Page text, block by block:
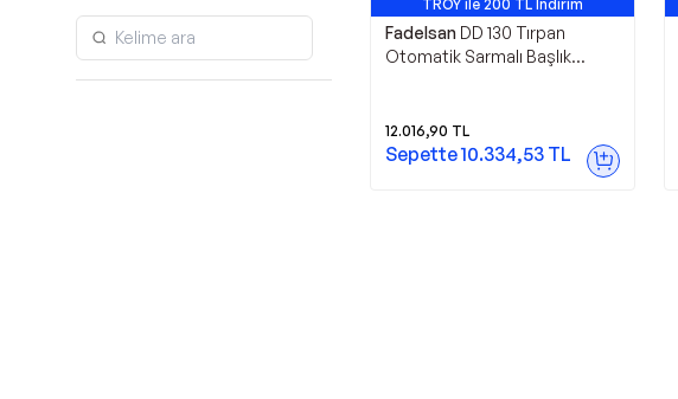
TROY ile 200 TL İndirim
Fadelsan DD 130 Tırpan
Otomatik Sarmalı Başlık
12.016,90 TL
Sepette10.334,53 TL